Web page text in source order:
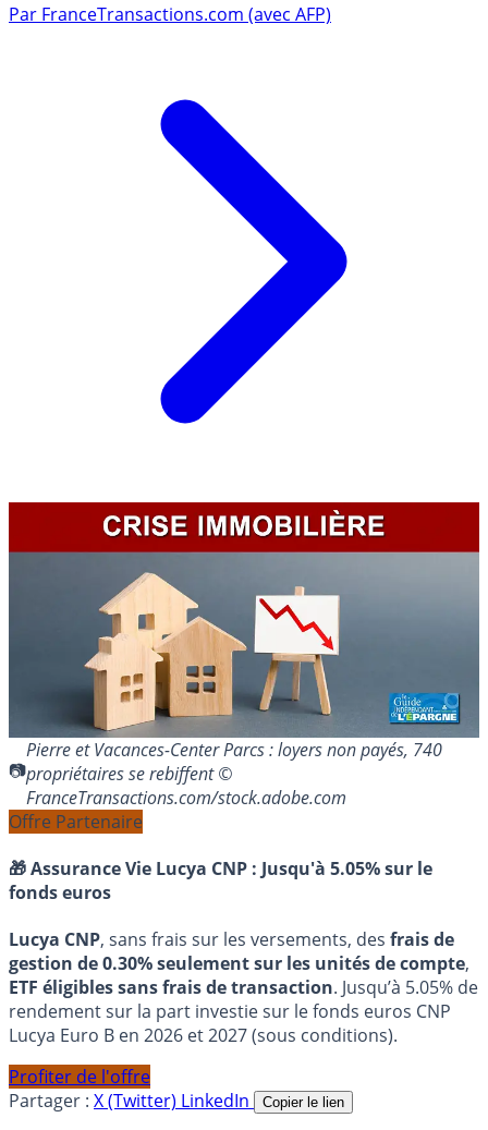
Par FranceTransactions.com (avec AFP)
Pierre et Vacances-Center Parcs : loyers non payés, 740
propriétaires se rebiffent ©
FranceTransactions.com/stock.adobe.com
Offre Partenaire
🎁 Assurance Vie Lucya CNP : Jusqu'à 5.05% sur le
fonds euros
Lucya CNP, sans frais sur les versements, des frais de
gestion de 0.30% seulement sur les unités de compte,
ETF éligibles sans frais de transaction. Jusqu’à 5.05% de
rendement sur la part investie sur le fonds euros CNP
Lucya Euro B en 2026 et 2027 (sous conditions).
Profiter de l'offre
Partager : X (Twitter) LinkedIn Copier le lien